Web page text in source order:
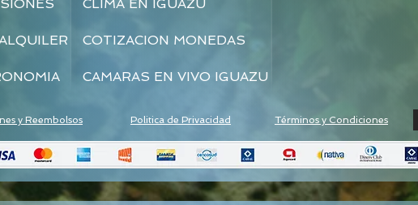
CLIMA EN IGUAZU
COTIZACION MONEDAS
CAMARAS EN VIVO IGUAZU
y Reembolsos Politica de Privacidad Términos y Condiciones